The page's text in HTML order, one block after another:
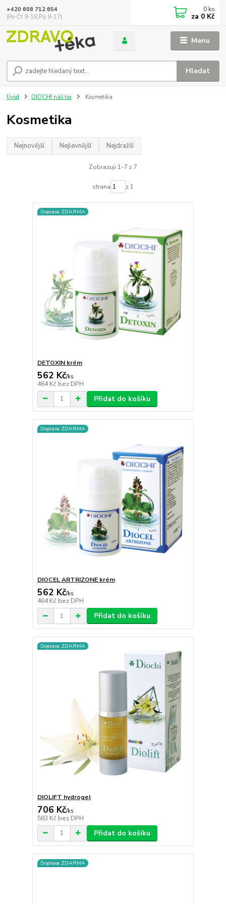
Menu
Hledat
+420 608 712 654
(Po-Čt 9-18,Pá 9-17)
0 ks
za 0 Kč
Úvod DIOCHI náš tip Kosmetika
Kosmetika
Nejnovější Nejlevnější Nejdražší
Zobrazuji 1-7 z 7
strana z 1
Doprava ZDARMA
DETOXIN krém
562 Kč/ks
464 Kč bez DPH
Přidat do košíku
Doprava ZDARMA
DIOCEL ARTRIZONE krém
562 Kč/ks
464 Kč bez DPH
Přidat do košíku
Doprava ZDARMA
DIOLIFT hydrogel
706 Kč/ks
583 Kč bez DPH
Přidat do košíku
Doprava ZDARMA